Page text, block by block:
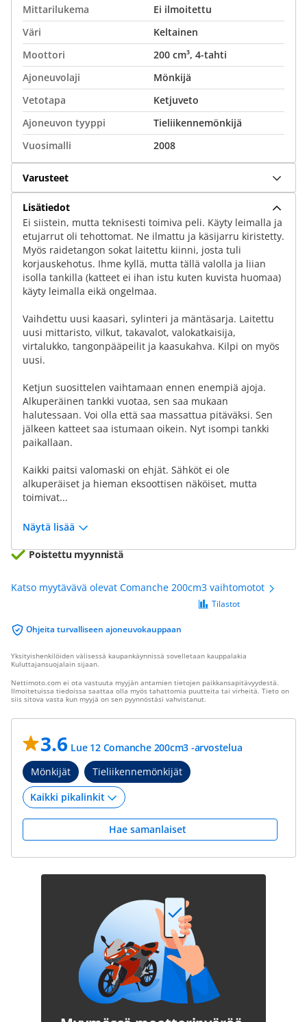
Mittarilukema
Ei ilmoitettu
Väri
Keltainen
Moottori
200 cm³, 4-tahti
Ajoneuvolaji
Mönkijä
Vetotapa
Ketjuveto
Ajoneuvon tyyppi
Tieliikennemönkijä
Vuosimalli
2008
Varusteet
Lisätiedot
Ei siistein, mutta teknisesti toimiva peli. Käyty leimalla ja
etujarrut oli tehottomat. Ne ilmattu ja käsijarru kiristetty.
Myös raidetangon sokat laitettu kiinni, josta tuli
korjauskehotus. Ihme kyllä, mutta tällä valolla ja liian
isolla tankilla (katteet ei ihan istu kuten kuvista huomaa)
käyty leimalla eikä ongelmaa.
Vaihdettu uusi kaasari, sylinteri ja mäntäsarja. Laitettu
uusi mittaristo, vilkut, takavalot, valokatkaisija,
virtalukko, tangonpääpeilit ja kaasukahva. Kilpi on myös
uusi.
Ketjun suosittelen vaihtamaan ennen enempiä ajoja.
Alkuperäinen tankki vuotaa, sen saa mukaan
halutessaan. Voi olla että saa massattua pitäväksi. Sen
jälkeen katteet saa istumaan oikein. Nyt isompi tankki
paikallaan.
Kaikki paitsi valomaski on ehjät. Sähköt ei ole
alkuperäiset ja hieman eksoottisen näköiset, mutta
toimivat...
Näytä lisää
Poistettu myynnistä
Katso myytävävä olevat Comanche 200cm3 vaihtomotot
Ohjeita turvalliseen ajoneuvokauppaan
Tilastot
Yksityishenkilöiden välisessä kaupankäynnissä sovelletaan kauppalakia
Kuluttajansuojalain sijaan.
Nettimoto.com ei ota vastuuta myyjän antamien tietojen paikkansapitävyydestä.
Ilmoitetuissa tiedoissa saattaa olla myös tahattomia puutteita tai virheitä. Tieto on
siis sitova vasta kun myyjä on sen pyynnöstäsi vahvistanut.
3.6 Lue 12 Comanche 200cm3 -arvostelua
Mönkijät
Tieliikennemönkijät
Hae samanlaiset